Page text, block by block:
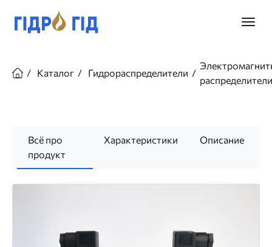
основному
Главное
навигации
Каталог Гидрораспределители
распределители
Всё про
продукт
Характеристики Описание